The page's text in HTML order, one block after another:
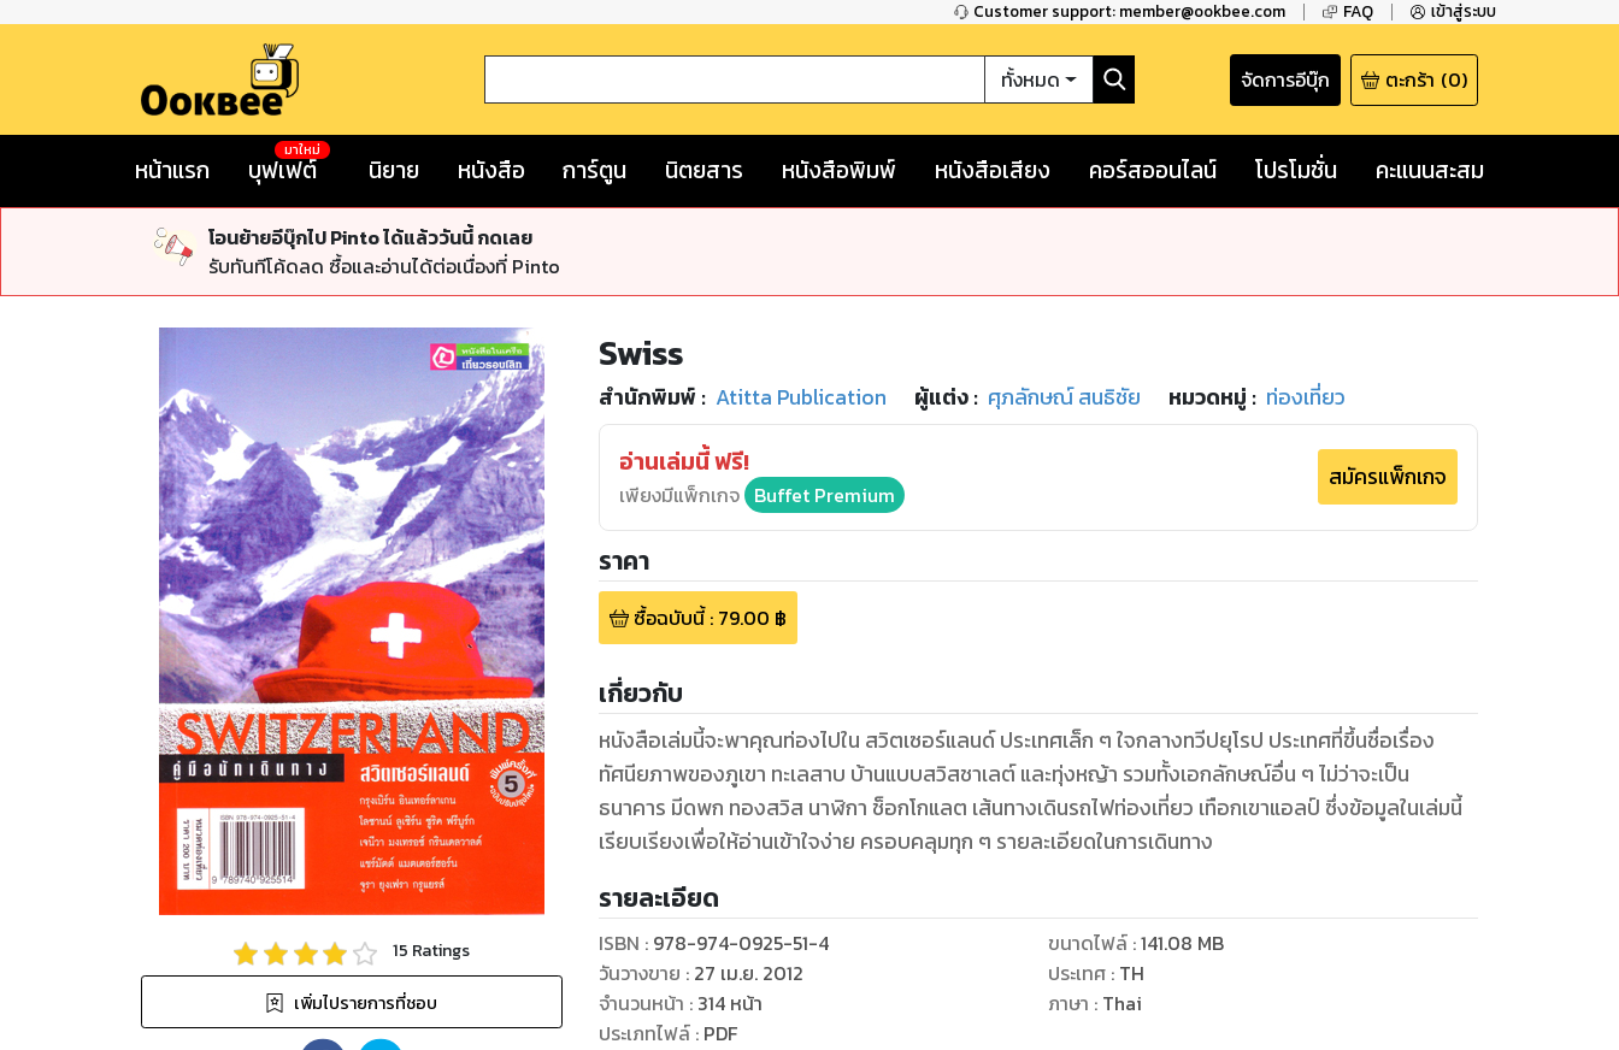
Customer support: member@ookbee.com FAQ เข้าสู่ระบบ
ทั้งหมด จัดการอีบุ๊ก ตะกร้า (0)
หน้าแรก บุฟเฟต์
มาใหม่
นิยาย หนังสือ การ์ตูน นิตยสาร หนังสือพิมพ์ หนังสือเสียง คอร์สออนไลน์ โปรโมชั่น คะแนนสะสม
โอนย้ายอีบุ๊กไป Pinto ได้แล้ววันนี้ กดเลย
รับทันทีโค้ดลด ซื้อและอ่านได้ต่อเนื่องที่ Pinto
15 Ratings
เพิ่มไปรายการที่ชอบ
Swiss
สำนักพิมพ์ : Atitta Publication ผู้แต่ง : ศุภลักษณ์ สนธิชัย หมวดหมู่ : ท่องเที่ยว
อ่านเล่มนี้ ฟรี!
เพียงมีแพ็กเกจ Buffet Premium
สมัครแพ็กเกจ
ราคา
ซื้อฉบับนี้: 79.00 ฿
เกี่ยวกับ
หนังสือเล่มนี้จะพาคุณท่องไปใน สวิตเซอร์แลนด์ ประเทศเล็ก ๆ ใจกลางทวีปยุโรป ประเทศที่ขึ้นชื่อเรื่อง
ทัศนียภาพของภูเขา ทะเลสาบ บ้านแบบสวิสชาเลต์ และทุ่งหญ้า รวมทั้งเอกลักษณ์อื่น ๆ ไม่ว่าจะเป็น
ธนาคาร มีดพก ทองสวิส นาฬิกา ช็อกโกแลต เส้นทางเดินรถไฟท่องเที่ยว เทือกเขาแอลป์ ซึ่งข้อมูลในเล่มนี้
เรียบเรียงเพื่อให้อ่านเข้าใจง่าย ครอบคลุมทุก ๆ รายละเอียดในการเดินทาง
รายละเอียด
ISBN : 978-974-0925-51-4
วันวางขาย : 27 เม.ย. 2012
จำนวนหน้า : 314 หน้า
ประเภทไฟล์: PDF
ขนาดไฟล์:141.08 MB
ประเทศ : TH
ภาษา : Thai